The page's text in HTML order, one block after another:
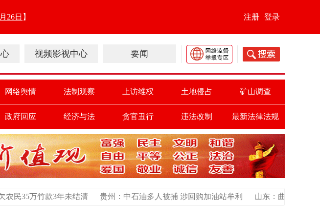
26日 】 登录
注册
视频影视中心 要闻
网络舆情 法制观察 上访维权 土地侵占 矿山调查
政府回应 经济与法 贪官丑行 违法改制 最新法律法规
清 贵州：中石油多人被捕 涉回购加油站牟利 山东：曲阜村民因千万补偿款集体上访